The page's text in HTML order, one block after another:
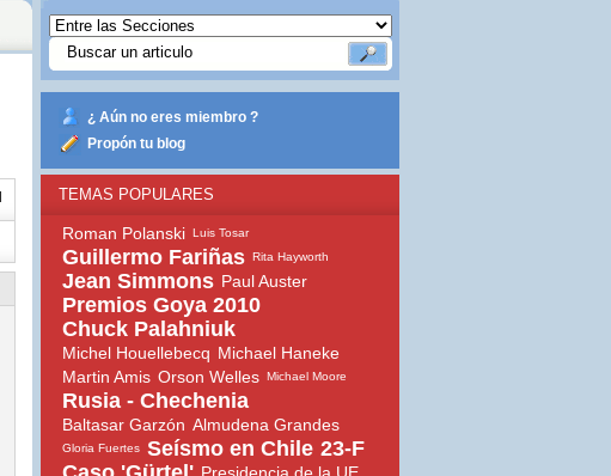
¿ Aún no eres miembro ?
Propón tu blog
TEMAS POPULARES
Roman Polanski Luis Tosar
Guillermo Fariñas Rita Hayworth
Jean Simmons Paul Auster
Premios Goya 2010
Chuck Palahniuk
Michel Houellebecq Michael Haneke
Martin Amis Orson Welles Michael Moore
Rusia - Chechenia
Baltasar Garzón Almudena Grandes
Gloria Fuertes Seísmo en Chile 23-F